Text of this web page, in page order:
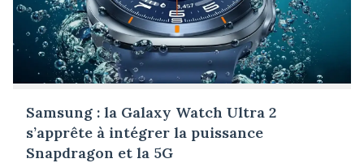
Samsung : la Galaxy Watch Ultra 2
s’apprête à intégrer la puissance
Snapdragon et la 5G